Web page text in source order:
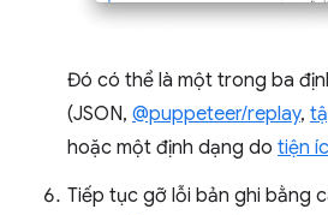
Đó có thể là một trong ba
(JSON, @puppeteer/replay,
hoặc một định dạng do tiện
Tiếp tục gỡ lỗi bản ghi bằng